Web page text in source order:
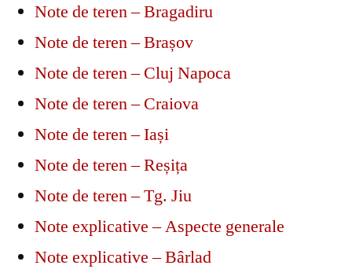
Note de teren – Bragadiru
Note de teren – Brașov
Note de teren – Cluj Napoca
Note de teren – Craiova
Note de teren – Iași
Note de teren – Reșița
Note de teren – Tg. Jiu
Note explicative – Aspecte generale
Note explicative – Bârlad